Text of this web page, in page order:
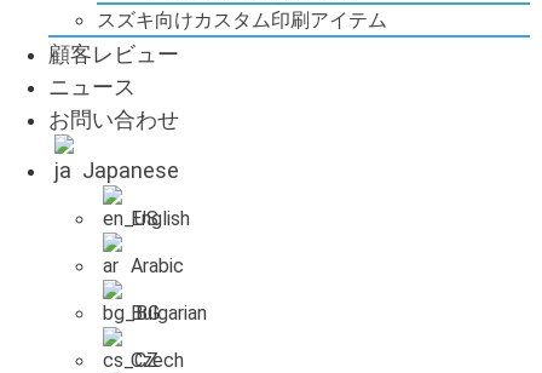
スズキ向けカスタム印刷アイテム
顧客レビュー
ニュース
お問い合わせ
Japanese
English
Arabic
Bulgarian
Czech